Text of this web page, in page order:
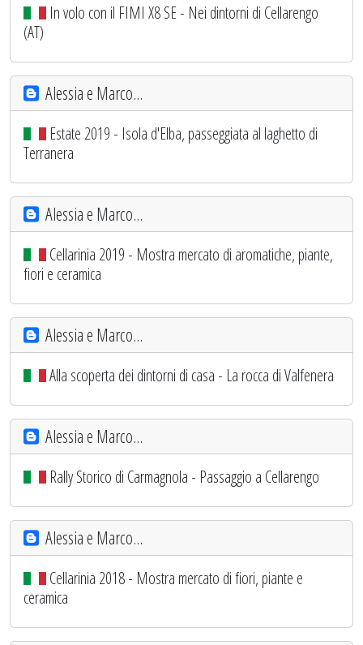
In volo con il FIMI X8 SE - Nei dintorni di Cellarengo
(AT)
Alessia e Marco...
Estate 2019 - Isola d'Elba, passeggiata al laghetto di
Terranera
Alessia e Marco...
Cellarinia 2019 - Mostra mercato di aromatiche, piante,
fiori e ceramica
Alessia e Marco...
Alla scoperta dei dintorni di casa - La rocca di Valfenera
Alessia e Marco...
Rally Storico di Carmagnola - Passaggio a Cellarengo
Alessia e Marco...
Cellarinia 2018 - Mostra mercato di fiori, piante e
ceramica